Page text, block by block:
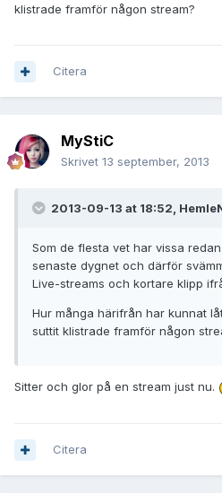
klistrade framför någon stream?
Citera
MyStiC
Skrivet 13 september, 2013
2013-09-13 at 18:52,
Som de flesta vet har vissa
senaste dygnet och därför
Live-streams och kortare klipp
Hur många härifrån har kunnat
suttit klistrade framför någon
Sitter och glor på en stream just nu.
Citera